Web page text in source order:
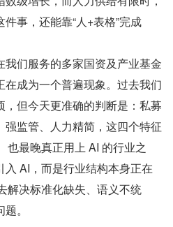
事，还能靠“人+表格”完成
们服务的多家国资及产业基金
成为一个普遍现象。过去我们
但今天更准确的判断是：私募
监管、人力精简，这四个特征
最晚真正用上 AI 的行业之
AI，而是行业结构本身正在
解决标准化缺失、语义不统
。